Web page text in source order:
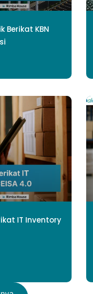
Berikat KBN
IT Inventory